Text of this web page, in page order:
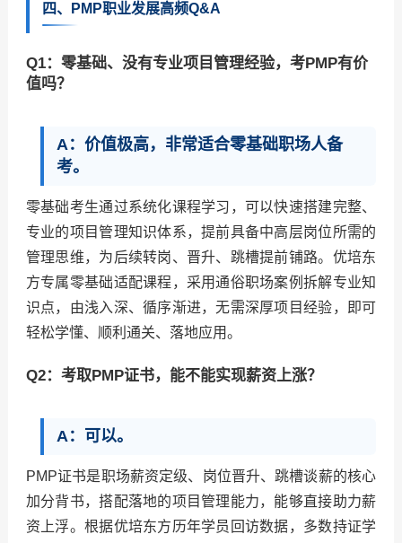
四、PMP职业发展高频Q&A
Q1：零基础、没有专业项目管理经验，考PMP有价
值吗？
A：价值极高，非常适合零基础职场人备
考。
零基础考生通过系统化课程学习，可以快速搭建完整、
专业的项目管理知识体系，提前具备中高层岗位所需的
管理思维，为后续转岗、晋升、跳槽提前铺路。优培东
方专属零基础适配课程，采用通俗职场案例拆解专业知
识点，由浅入深、循序渐进，无需深厚项目经验，即可
轻松学懂、顺利通关、落地应用。
Q2：考取PMP证书，能不能实现薪资上涨？
A：可以。
PMP证书是职场薪资定级、岗位晋升、跳槽谈薪的核心
加分背书，搭配落地的项目管理能力，能够直接助力薪
资上浮。根据优培东方历年学员回访数据，多数持证学